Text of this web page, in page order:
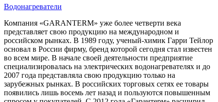
Водонагреватели
Компания «GARANTERM» уже более четверти века
представляет свою продукцию на международном и
российском рынках. В 1989 году, ученый-химик Гарри Тейлор
основал в России фирму, бренд которой сегодня стал известен
во всем мире. В начале своей деятельности предприятие
специализировалась на электрических водонагревателях и до
2007 года представляла свою продукцию только на
зарубежных рынках. В российских торговых сетях ее товары
появились лишь восемь лет назад и пользуются повышенным